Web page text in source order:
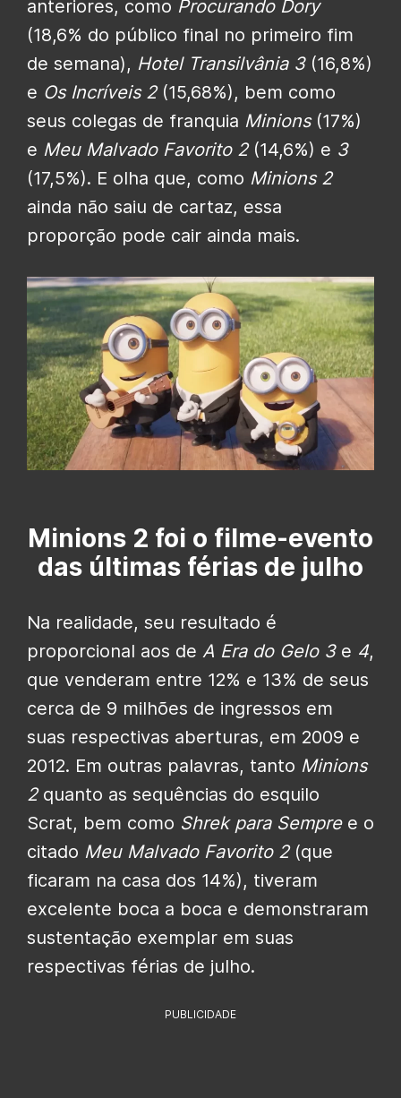
anteriores, como Procurando Dory
(18,6% do público final no primeiro fim
de semana), Hotel Transilvânia 3(16,8%)
e Os Incríveis 2(15,68%), bem como
seus colegas de franquia Minions(17%)
e Meu Malvado Favorito 2(14,6%) e 3
(17,5%). E olha que, como Minions 2
ainda não saiu de cartaz, essa
proporção pode cair ainda mais.
Minions 2 foi o filme-evento
das últimas férias de julho
Na realidade, seu resultado é
proporcional aos de A Era do Gelo 3e 4,
que venderam entre 12% e 13% de seus
cerca de 9 milhões de ingressos em
suas respectivas aberturas, em 2009 e
2012. Em outras palavras, tanto Minions
2quanto as sequências do esquilo
Scrat, bem como Shrek para Sempree o
citado Meu Malvado Favorito 2(que
ficaram na casa dos 14%), tiveram
excelente boca a boca e demonstraram
sustentação exemplar em suas
respectivas férias de julho.
PUBLICIDADE